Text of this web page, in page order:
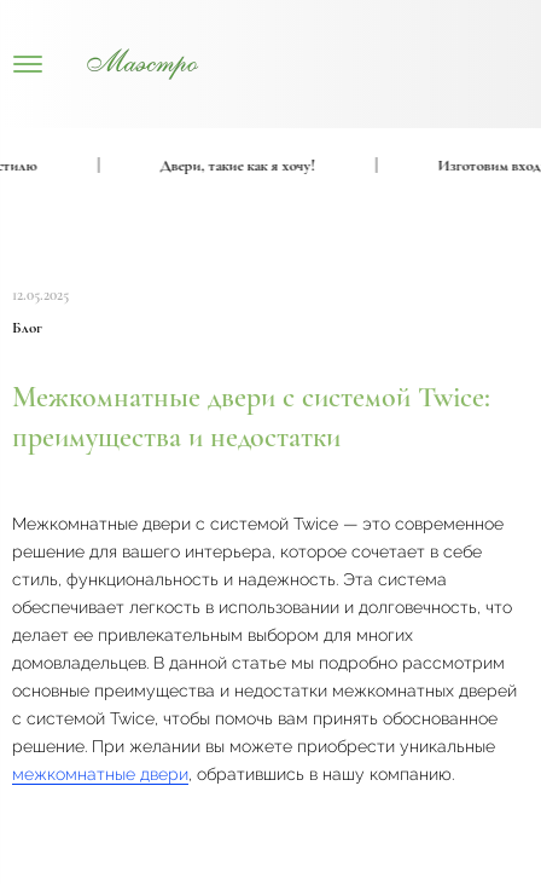
Двери, такие как я хочу! Изготовим
12.05.2025
Блог
Межкомнатные двери с системой Twice:
преимущества и недостатки
Межкомнатные двери с системой Twice — это современное
решение для вашего интерьера, которое сочетает в себе
стиль, функциональность и надежность. Эта система
обеспечивает легкость в использовании и долговечность, что
делает ее привлекательным выбором для многих
домовладельцев. В данной статье мы подробно рассмотрим
основные преимущества и недостатки межкомнатных дверей
с системой Twice, чтобы помочь вам принять обоснованное
решение. При желании вы можете приобрести уникальные
межкомнатные двери, обратившись в нашу компанию.